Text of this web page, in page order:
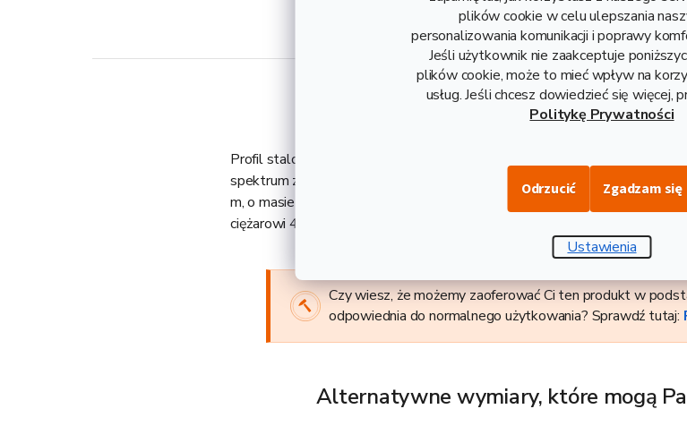
plików cookie w celu ulepszania
personalizowania komunikacji i poprawy
Jeśli użytkownik nie zaakceptuje
plików cookie, może to mieć wpływ na
usług. Jeśli chcesz dowiedzieć się więcej,
Politykę Prywatności
Ustawienia
Odrzucić Zgadzam się
Opis i danne
Profil stalowy 160x160x10 (S355) to zamknięty, kwadratowy profil ze
spektrum zastosowania w budownictwie, ślusarstwie i dziedzinach
m, o masie 282,60 kg, wysokości 160 mm, szerokości boku 160 mm i
ciężarowi 47,10 kg.
Czy wiesz, że możemy zaoferować Ci ten produkt w
odpowiednia do normalnego użytkowania? Sprawdź tutaj:
Alternatywne wymiary, które mogą